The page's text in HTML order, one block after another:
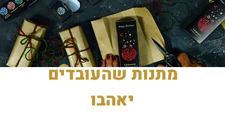
מתנות שהעובדים
יאהבו